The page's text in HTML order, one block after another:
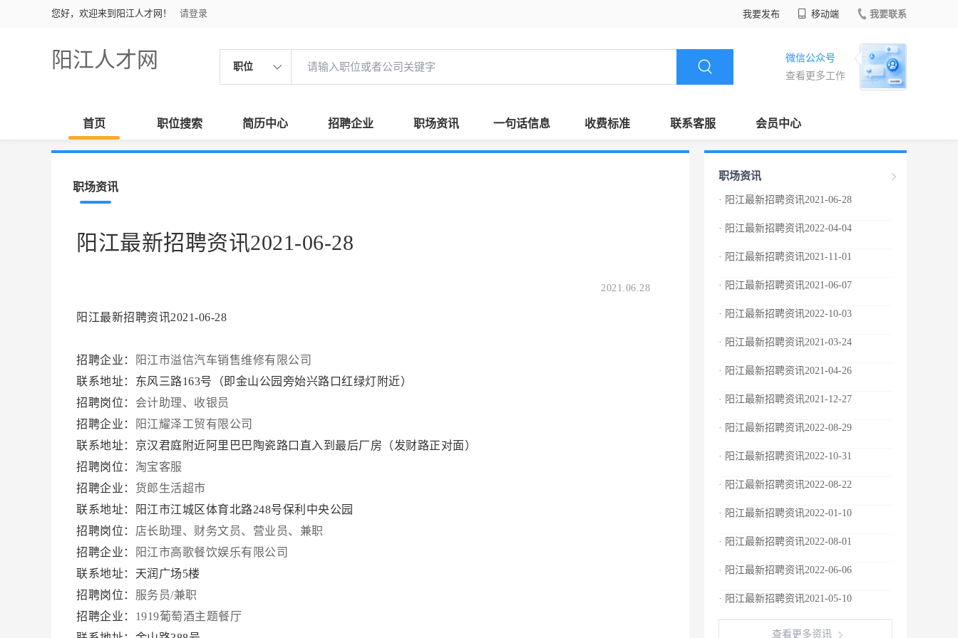
您好，欢迎来到阳江人才网！ 请登录 我要发布 移动端 我要联系
阳江人才网 职位
微信公众号
查看更多工作
首页 职位搜索 简历中心 招聘企业 职场资讯 一句话信息 收费标准 联系客服 会员中心
职场资讯
阳江最新招聘资讯2021-06-28
2021.06.28
阳江最新招聘资讯2021-06-28
招聘企业：
阳江市溢信汽车销售维修有限公司
联系地址：东风三路163号（即金山公园旁始兴路口红绿灯附近）
招聘岗位： 会计助理、收银员
招聘企业：
阳江耀泽工贸有限公司
联系地址：京汉君庭附近阿里巴巴陶瓷路口直入到最后厂房（发财路正对面）
招聘岗位： 淘宝客服
招聘企业： 货郎生活超市
联系地址：阳江市江城区体育北路248号保利中央公园
招聘岗位： 店长助理、财务文员、营业员、兼职
招聘企业：
阳江市高歌餐饮娱乐有限公司
联系地址：天润广场5楼
招聘岗位： 服务员/兼职
招聘企业： 1919葡萄酒主题餐厅
职场资讯
· 阳江最新招聘资讯2021-06-28
· 阳江最新招聘资讯2022-04-04
· 阳江最新招聘资讯2021-11-01
· 阳江最新招聘资讯2021-06-07
· 阳江最新招聘资讯2022-10-03
· 阳江最新招聘资讯2021-03-24
· 阳江最新招聘资讯2021-04-26
· 阳江最新招聘资讯2021-12-27
· 阳江最新招聘资讯2022-08-29
· 阳江最新招聘资讯2022-10-31
· 阳江最新招聘资讯2022-08-22
· 阳江最新招聘资讯2022-01-10
· 阳江最新招聘资讯2022-08-01
· 阳江最新招聘资讯2022-06-06
· 阳江最新招聘资讯2021-05-10
查看更多资讯